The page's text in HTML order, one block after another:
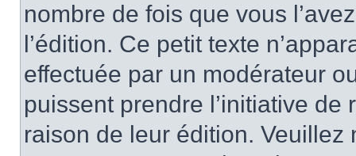
nombre de fois que vous
l’édition. Ce petit texte
effectuée par un modérateur
puissent prendre l’initiative
raison de leur édition.